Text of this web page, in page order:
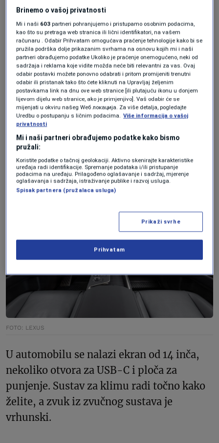
Unutrašnjost i tehnologija
Interijer automobila je umirujuć i suptilan,
poput nekog hotela – na dobar način.
Suradniku se svidjelo to što je automobil
imao sve čega se mogao sjetiti –
jednostavno je mogao namjestiti sjedalo,
kao i različite načine rada motora, a ručica
mjenjača radi nevjerojatno dobro. GX je tih,
udoban i mekan.
FOTO: LEXUS
U automobilu se nalazi ekran od 14 inča,
nekoliko otvora za USB-C i ploča za
punjenje. Sustav za klimu radi točno kako
želite, a zvuk iz zvučnog sustava je
vrhunski.
Brinemo o vašoj privatnosti
Mi i naši 603 partneri pohranjujemo i pristupamo osobnim podacima,
kao što su pretraga web stranica ili lični identifikatori, na vašem
računaru . Odabir Prihvatam omogućava praćenje tehnologije kako bi se
pružila podrška dolje prikazanim svrhama na osnovu kojih mi i naši
partneri obrađujemo podatke Ukoliko je praćenje onemogućeno, neki od
sadržaja i reklama koje vidite možda neće biti relevantni za vas. Ovaj
odabir postavki možete ponovno odabrati i pritom promijeniti trenutni
odabir ili pristanak tako što ćete kliknuti na Upravljaj željenim
postavkama link na dnu ove web stranice [ili plutajuću ikonu u donjem
lijevom dijelu web stranice, ako je primjenjivo]. Vaš odabir će se
mijenjati u okviru našeg Wеб локација. Za više detalja, pogledajte
Uredbu o postupanju s ličnim podacima. Više informacija o vašoj
privatnosti
Mi i naši partneri obrađujemo podatke kako bismo
pružali:
Koristite podatke o tačnoj geolokaciji. Aktivno skenirajte karakteristike
uređaja radi identifikacije. Spremanje podataka i/ili pristupanje
podacima na uređaju. Prilagođeno oglašavanje i sadržaj, mjerenje
oglašavanja i sadržaja, istraživanje publike i razvoj usluga.
Spisak partnera (pružalaca usluga)
Prikaži svrhe
Prihvatam